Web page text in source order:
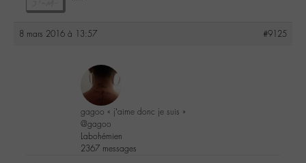
8 mars 2016 à 13:57 #9125
gagoo « j’aime donc je suis »
@gagoo
Labohémien
2367 messages